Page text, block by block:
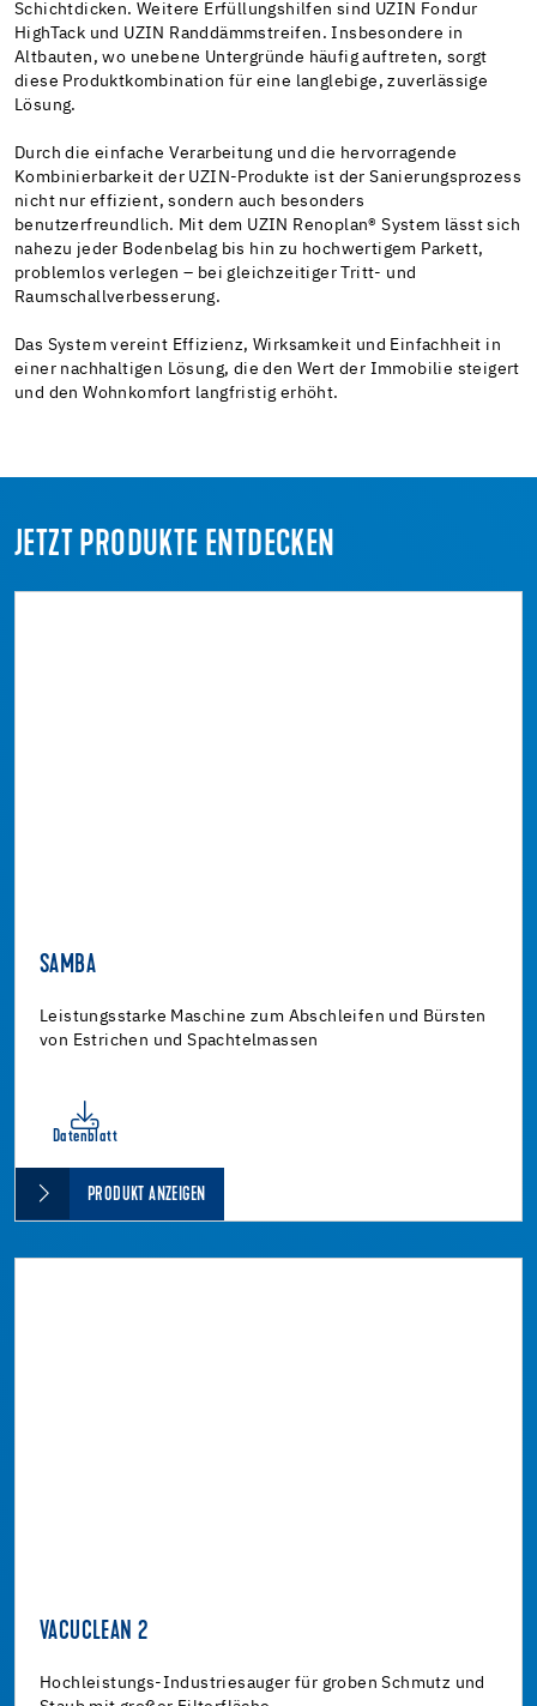
Schichtdicken. Weitere Erfüllungshilfen sind UZIN Fondur
HighTack und UZIN Randdämmstreifen. Insbesondere in
Altbauten, wo unebene Untergründe häufig auftreten, sorgt
diese Produktkombination für eine langlebige, zuverlässige
Lösung.
Durch die einfache Verarbeitung und die hervorragende
Kombinierbarkeit der UZIN-Produkte ist der Sanierungsprozess
nicht nur effizient, sondern auch besonders
benutzerfreundlich. Mit dem UZIN Renoplan® System lässt sich
nahezu jeder Bodenbelag bis hin zu hochwertigem Parkett,
problemlos verlegen – bei gleichzeitiger Tritt- und
Raumschallverbesserung.
Das System vereint Effizienz, Wirksamkeit und Einfachheit in
einer nachhaltigen Lösung, die den Wert der Immobilie steigert
und den Wohnkomfort langfristig erhöht.
JETZT PRODUKTE ENTDECKEN
SAMBA
Leistungsstarke Maschine zum Abschleifen und Bürsten
von Estrichen und Spachtelmassen
Datenblatt
PRODUKT ANZEIGEN
VACUCLEAN 2
Hochleistungs-Industriesauger für groben Schmutz und